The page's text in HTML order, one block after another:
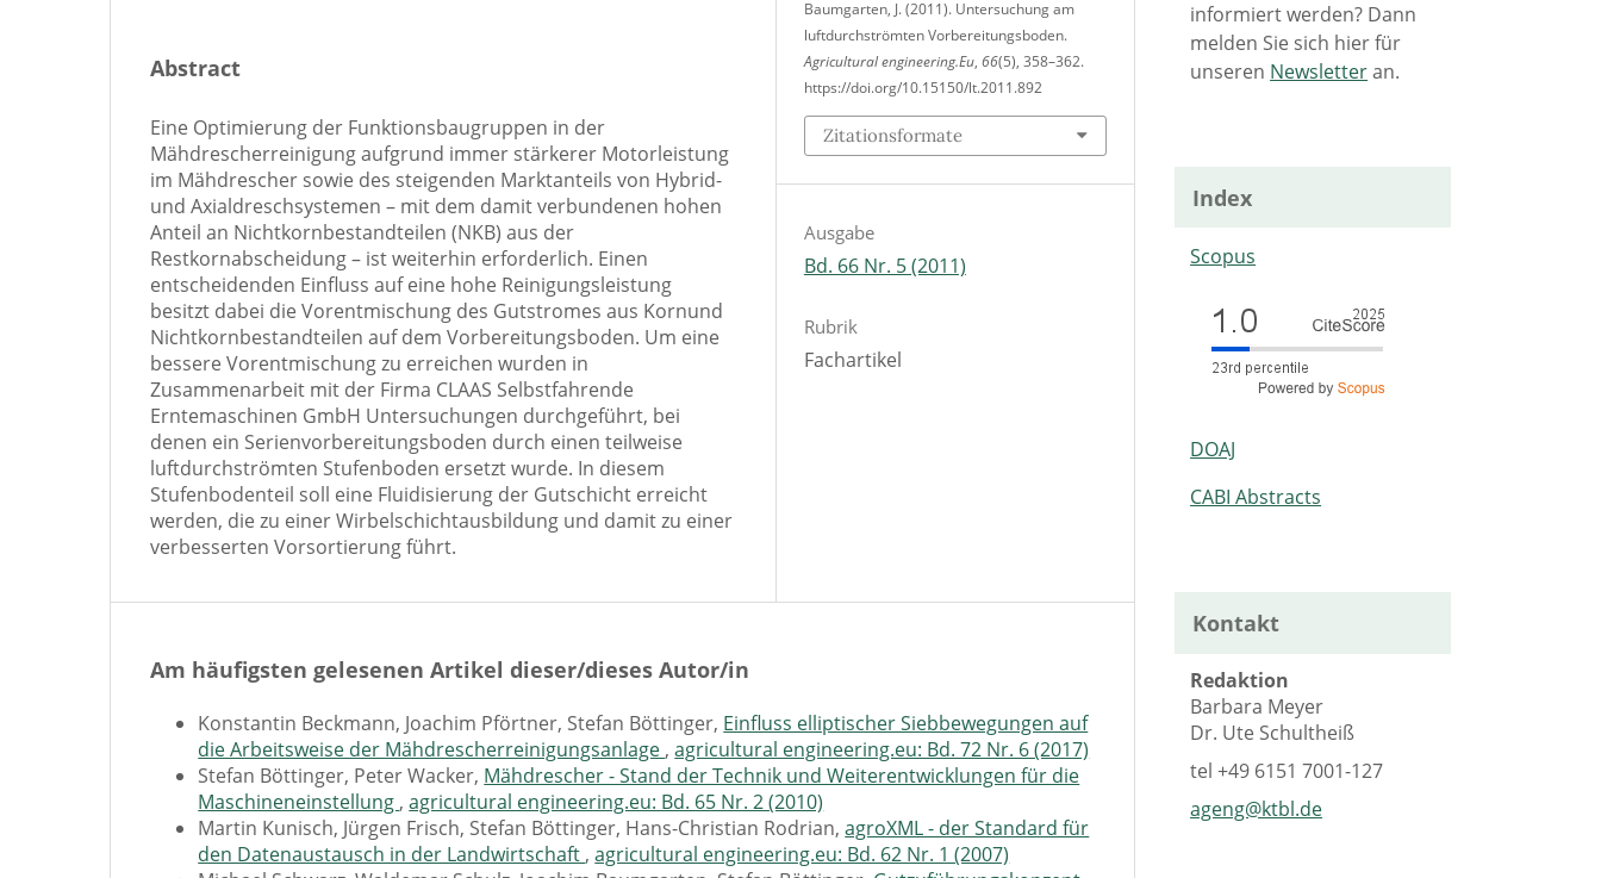
Abstract
Eine Optimierung der Funktionsbaugruppen in der
Mähdrescherreinigung aufgrund immer stärkerer Motorleistung
im Mähdrescher sowie des steigenden Marktanteils von Hybrid-
und Axialdreschsystemen – mit dem damit verbundenen hohen
Anteil an Nichtkornbestandteilen (NKB) aus der
Restkornabscheidung – ist weiterhin erforderlich. Einen
entscheidenden Einfluss auf eine hohe Reinigungsleistung
besitzt dabei die Vorentmischung des Gutstromes aus Kornund
Nichtkornbestandteilen auf dem Vorbereitungsboden. Um eine
bessere Vorentmischung zu erreichen wurden in
Zusammenarbeit mit der Firma CLAAS Selbstfahrende
Erntemaschinen GmbH Untersuchungen durchgeführt, bei
denen ein Serienvorbereitungsboden durch einen teilweise
luftdurchströmten Stufenboden ersetzt wurde. In diesem
Stufenbodenteil soll eine Fluidisierung der Gutschicht erreicht
werden, die zu einer Wirbelschichtausbildung und damit zu einer
verbesserten Vorsortierung führt.
Baumgarten, J. (2011). Untersuchung am
luftdurchströmten Vorbereitungsboden.
Agricultural engineering.Eu, 66(5), 358–362.
https://doi.org/10.15150/lt.2011.892
Zitationsformate
Ausgabe
Bd. 66 Nr. 5 (2011)
Rubrik
Fachartikel
Am häufigsten gelesenen Artikel dieser/dieses Autor/in
Konstantin Beckmann, Joachim Pförtner, Stefan Böttinger, Einfluss elliptischer Siebbewegungen auf
die Arbeitsweise der Mähdrescherreinigungsanlage ,agricultural engineering.eu: Bd. 72 Nr. 6 (2017)
Stefan Böttinger, Peter Wacker, Mähdrescher - Stand der Technik und Weiterentwicklungen für die
Maschineneinstellung ,agricultural engineering.eu: Bd. 65 Nr. 2 (2010)
Martin Kunisch, Jürgen Frisch, Stefan Böttinger, Hans-Christian Rodrian,agroXML - der Standard für
den Datenaustausch in der Landwirtschaft ,agricultural engineering.eu: Bd. 62 Nr. 1 (2007)
informiert werden? Dann
melden Sie sich hier für
unseren Newsletteran.
Index
Scopus
DOAJ
CABI Abstracts
Kontakt
Redaktion
Barbara Meyer
Dr. Ute Schultheiß
tel+49 6151 7001-127
ageng@ktbl.de